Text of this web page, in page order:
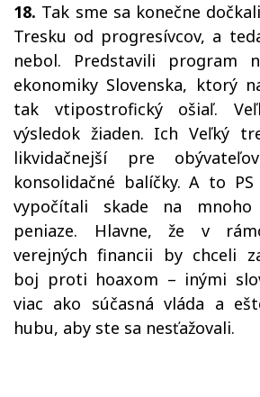
18. Tak sme sa konečne
Tresku od progresívcov, a
nebol. Predstavili program
ekonomiky Slovenska, ktorý
tak vtipostrofický ošiaľ.
výsledok žiaden. Ich Veľký
likvidačnejší pre
konsolidačné balíčky. A to
vypočítali skade na mnoho
peniaze. Hlavne, že v
verejných financii by chceli
boj proti hoaxom – inými
viac ako súčasná vláda a
hubu, aby ste sa nesťažovali.